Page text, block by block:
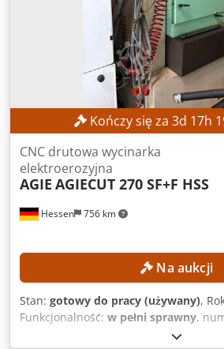
Kończy się za 3d 17h
Hessen 756 km
CNC drutowa wycinarka
elektroerozyjna
AGIE AGIECUT 270 SF+F HSS
Na aukcji
Stan: gotowy do pracy (używany),
Funkcjonalność: w pełni sprawny,
, przebieg